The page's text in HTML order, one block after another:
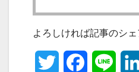
よろしければ記事のシェ